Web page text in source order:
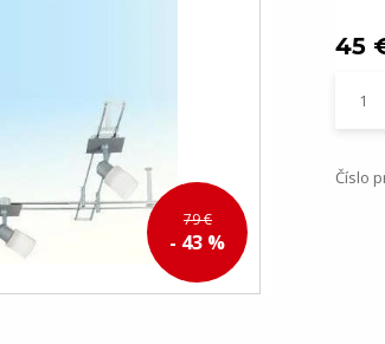
79 €
- 43 %
45
Číslo